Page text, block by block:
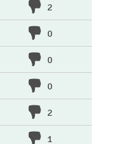
2
0
0
0
2
1